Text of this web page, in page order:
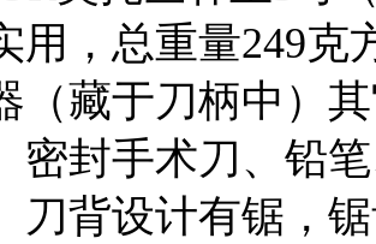
用，总重量249克
（藏于刀柄中）
密封手术刀、铅
刀背设计有锯，